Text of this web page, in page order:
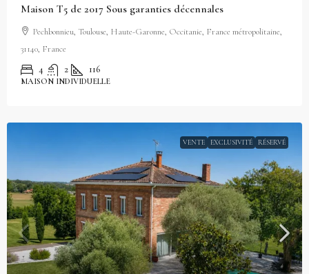
Maison T5 de 2017 Sous garanties décennales
Pechbonnieu, Toulouse, Haute-Garonne, Occitanie, France métropolitaine,
31140, France
4 2 116
MAISON INDIVIDUELLE
VENTE EXCLUSIVITÉ RÉSERVÉ